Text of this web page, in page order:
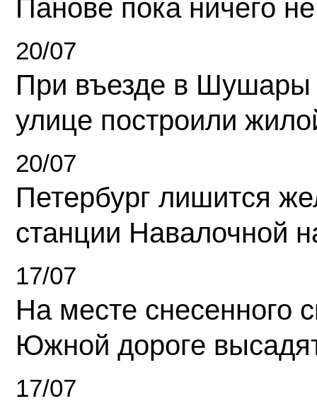
Панове пока ничего
20/07
При въезде в Шушары
улице построили
20/07
Петербург лишится
станции Навалочной
17/07
На месте снесенного
Южной дороге
17/07